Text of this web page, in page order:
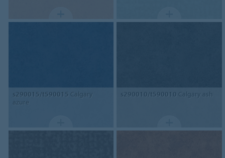
s290015/t590015 Calgary
azure
s290010/t590010 Calgary ash